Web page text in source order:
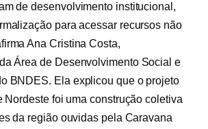
de desenvolvimento institucional,
para acessar recursos não
Ana Cristina Costa,
Área de Desenvolvimento Social e
BNDES. Ela explicou que o projeto
Nordeste foi uma construção coletiva
da região ouvidas pela Caravana